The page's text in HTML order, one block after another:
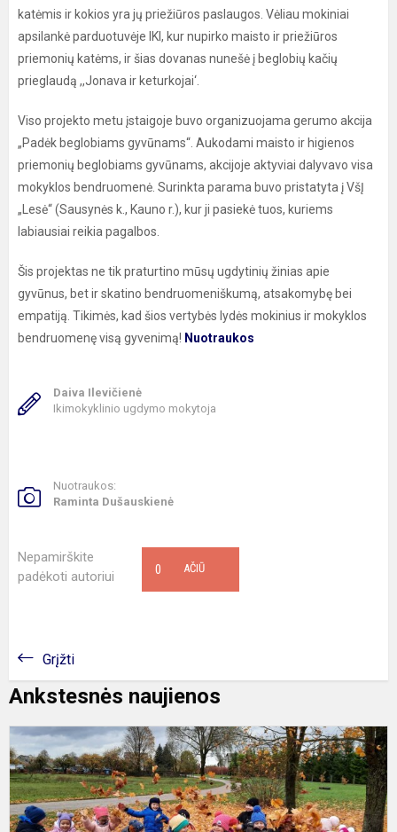
katėmis ir kokios yra jų priežiūros paslaugos. Vėliau mokiniai
apsilankė parduotuvėje IKI, kur nupirko maisto ir priežiūros
priemonių katėms, ir šias dovanas nunešė į beglobių kačių
prieglaudą ,,Jonava ir keturkojai‘.
Viso projekto metu įstaigoje buvo organizuojama gerumo akcija
„Padėk beglobiams gyvūnams“. Aukodami maisto ir higienos
priemonių beglobiams gyvūnams, akcijoje aktyviai dalyvavo visa
mokyklos bendruomenė. Surinkta parama buvo pristatyta į VšĮ
„Lesė“ (Sausynės k., Kauno r.), kur ji pasiekė tuos, kuriems
labiausiai reikia pagalbos.
Šis projektas ne tik praturtino mūsų ugdytinių žinias apie
gyvūnus, bet ir skatino bendruomeniškumą, atsakomybę bei
empatiją. Tikimės, kad šios vertybės lydės mokinius ir mokyklos
bendruomenę visą gyvenimą! Nuotraukos
Daiva Ilevičienė
Ikimokyklinio ugdymo mokytoja
Nuotraukos:
Raminta Dušauskienė
Nepamirškite
padėkoti autoriui
AČIŪ
0
Grįžti
Ankstesnės naujienos